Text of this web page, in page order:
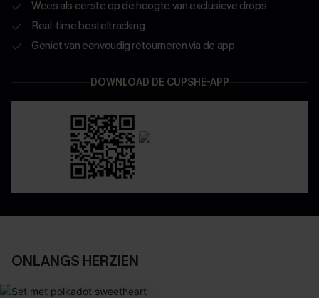
Wees als eerste op de hoogte van exclusieve drops
Real-time besteltracking
Geniet van eenvoudig retourneren via de app
DOWNLOAD DE CUPSHE-APP
ONLANGS HERZIEN